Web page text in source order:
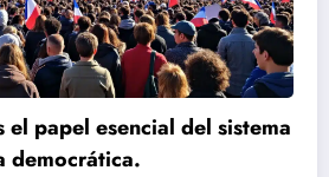
el papel esencial del sistema
democrática.